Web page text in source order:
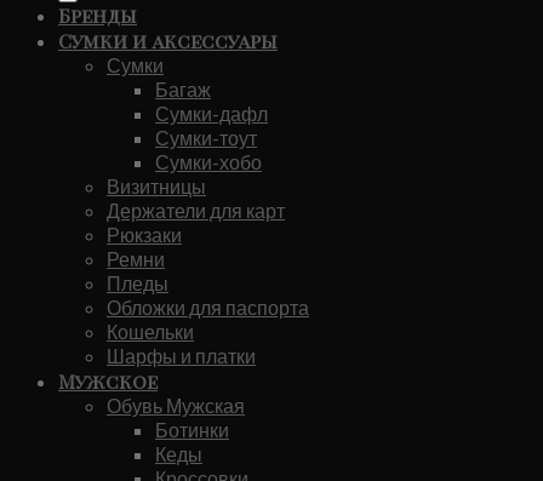
Бренды
Сумки и аксессуары
Сумки
Багаж
Сумки-дафл
Сумки-тоут
Сумки-хобо
Визитницы
Держатели для карт
Рюкзаки
Ремни
Пледы
Обложки для паспорта
Кошельки
Шарфы и платки
Мужское
Обувь Мужская
Ботинки
Кеды